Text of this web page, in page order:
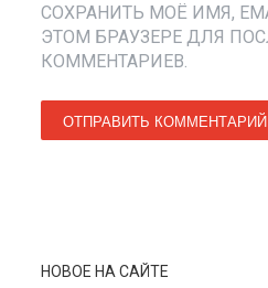
СОХРАНИТЬ МОЁ ИМЯ,
ЭТОМ БРАУЗЕРЕ ДЛЯ
КОММЕНТАРИЕВ.
НОВОЕ НА САЙТЕ